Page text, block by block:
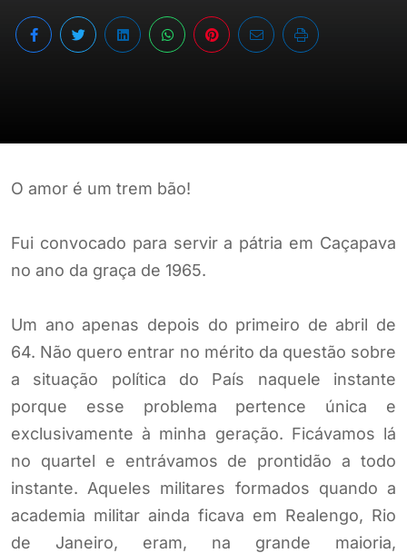
O amor é um trem bão!
Fui convocado para servir a pátria em Caçapava
no ano da graça de 1965.
Um ano apenas depois do primeiro de abril de
64. Não quero entrar no mérito da questão sobre
a situação política do País naquele instante
porque esse problema pertence única e
exclusivamente à minha geração. Ficávamos lá
no quartel e entrávamos de prontidão a todo
instante. Aqueles militares formados quando a
academia militar ainda ficava em Realengo, Rio
de Janeiro, eram, na grande maioria,